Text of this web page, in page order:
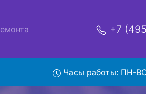
+7
Часы работы: ПН-
время и деньги на